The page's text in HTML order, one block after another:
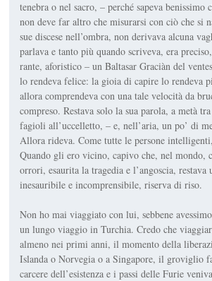
tenebra o nel sacro, – perché sapeva benissimo
non deve far altro che misurarsi con ciò che si
sue discese nell’ombra, non deri­vava alcuna
parlava e tanto più quando scrive­va, era
rante, aforistico – un Baltasar Graciàn del
lo rendeva felice: la gioia di capire lo rendeva
allora comprendeva con una tale velocità da
compreso. Restava solo la sua parola, a metà
fagioli all’uccelletto, – e, nell’aria, un po’ di
Allora rideva. Come tutte le persone
Quando gli ero vicino, capivo che, nel mondo,
orrori, esaurita la trage­dia e l’angoscia, restava
inesauribile e incom­prensibile, riserva di riso.
Non ho mai viaggiato con lui, sebbene
un lungo viaggio in Tur­chia. Credo che
almeno nei primi anni, il momento della
Islanda o Norvegia o a Sin­gapore, il groviglio
carcere dell’esistenza e i passi delle Furie